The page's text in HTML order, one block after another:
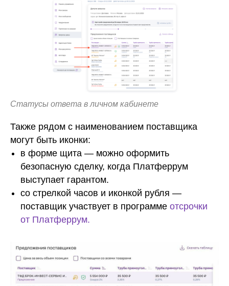
Статусы ответа в личном кабинете
Также рядом с наименованием поставщика
могут быть иконки:
в форме щита — можно оформить
безопасную сделку, когда Платферрум
выступает гарантом.
со стрелкой часов и иконкой рубля —
поставщик участвует в программе отсрочки
от Платферрум.